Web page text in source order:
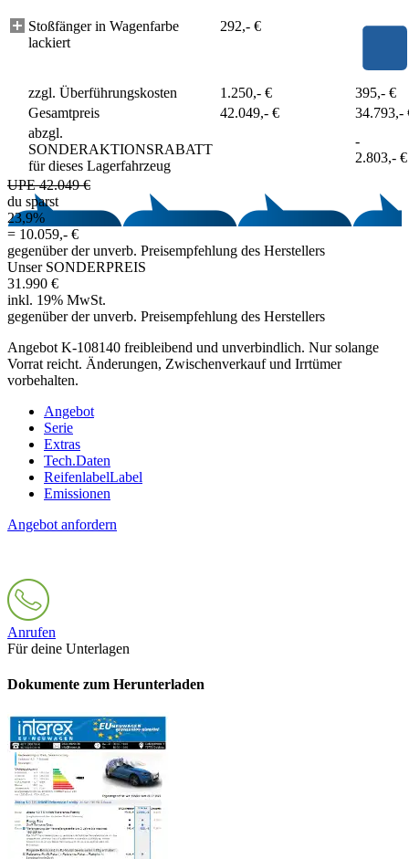
Stoßfänger in Wagenfarbe
lackiert
292,- €
zzgl. Überführungskosten 1.250,- €
395,- €
Gesamtpreis
42.049,- €
34.793,-
abzgl.
SONDERAKTIONSRABATT
für dieses Lagerfahrzeug
-
2.803,- €
UPE 42.049 €
du sparst
23,9%
= 10.059,- €
gegenüber der unverb. Preisempfehlung des Herstellers
Unser SONDERPREIS
31.990 €
inkl. 19% MwSt.
gegenüber der unverb. Preisempfehlung des Herstellers
Angebot K-108140 freibleibend und unverbindlich. Nur solange
Vorrat reicht. Änderungen, Zwischenverkauf und Irrtümer
vorbehalten.
Angebot
Serie
Extras
Tech.Daten
ReifenlabelLabel
Emissionen
Angebot anfordern
Anrufen
Für deine Unterlagen
Dokumente zum Herunterladen